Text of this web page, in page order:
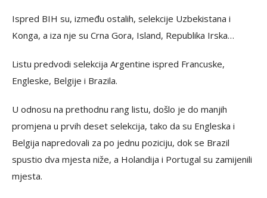
Ispred BIH su, između ostalih, selekcije Uzbekistana i
Konga, a iza nje su Crna Gora, Island, Republika Irska…
Listu predvodi selekcija Argentine ispred Francuske,
Engleske, Belgije i Brazila.
U odnosu na prethodnu rang listu, došlo je do manjih
promjena u prvih deset selekcija, tako da su Engleska i
Belgija napredovali za po jednu poziciju, dok se Brazil
spustio dva mjesta niže, a Holandija i Portugal su zamijenili
mjesta.